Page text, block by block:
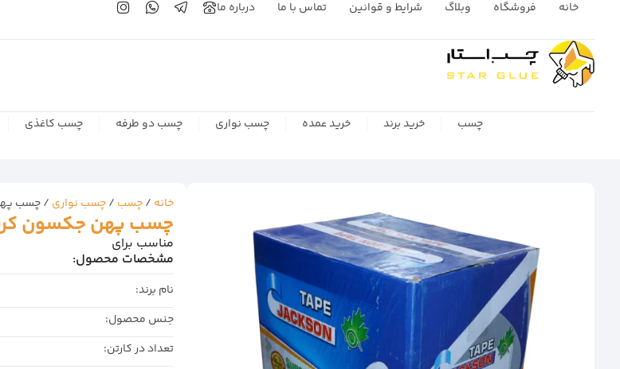
خانه فروشگاه وبلاگ شرایط و قوانین تماس با ما درباره ما
چسب خرید برند خرید عمده چسب نواری چسب دو طرفه چسب کاغذی
خانه /چسب /چسب نواری / چسب پهن جکسون
چسب پهن جکسون کریستال 5 سانتی‌متر 40 یارد (تعداد
مناسب برای
مشخصات محصول:
نام برند:
جنس محصول:
تعداد در کارتن: